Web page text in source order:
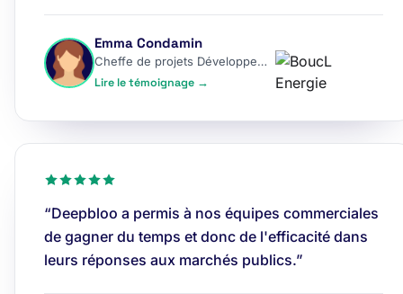
Emma Condamin
Cheffe de projets Développement
Lire le témoignage →
“Deepbloo a permis à nos équipes commerciales
de gagner du temps et donc de l'efficacité dans
leurs réponses aux marchés publics.”